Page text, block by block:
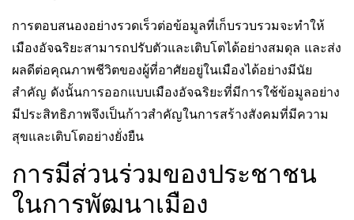
การตอบสนองอย่างรวดเร็วต่อข้อมูลที่เก็บรวบรวมจะทำให้
เมืองอัจฉริยะสามารถปรับตัวและเติบโตได้อย่างสมดุล และส่ง
ผลดีต่อคุณภาพชีวิตของผู้ที่อาศัยอยู่ในเมืองได้อย่างมีนัย
สำคัญ ดังนั้นการออกแบบเมืองอัจฉริยะที่มีการใช้ข้อมูลอย่าง
มีประสิทธิภาพจึงเป็นก้าวสำคัญในการสร้างสังคมที่มีความ
สุขและเติบโตอย่างยั่งยืน
การมีส่วนร่วมของประชาชน
ในการพัฒนาเมือง